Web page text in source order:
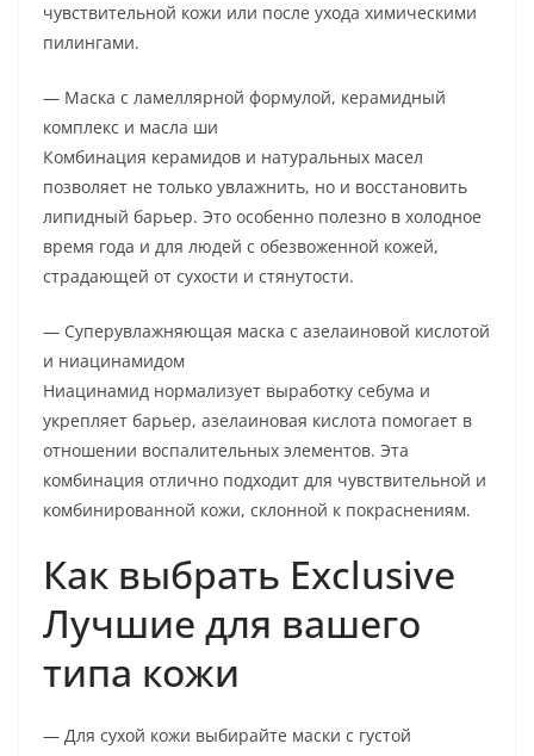
чувствительной кожи или после ухода химическими
пилингами.
— Маска с ламеллярной формулой, керамидный
комплекс и масла ши
Комбинация керамидов и натуральных масел
позволяет не только увлажнить, но и восстановить
липидный барьер. Это особенно полезно в холодное
время года и для людей с обезвоженной кожей,
страдающей от сухости и стянутости.
— Суперувлажняющая маска с азелаиновой кислотой
и ниацинамидом
Ниацинамид нормализует выработку себума и
укрепляет барьер, азелаиновая кислота помогает в
отношении воспалительных элементов. Эта
комбинация отлично подходит для чувствительной и
комбинированной кожи, склонной к покраснениям.
Как выбрать Exclusive
Лучшие для вашего
типа кожи
— Для сухой кожи выбирайте маски с густой